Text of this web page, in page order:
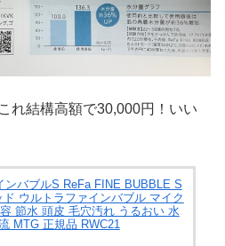
れ結構高額で30,000円！いい
ンバブルS ReFa FINE BUBBLE S
ド ウルトラファインバブル マイク
節水 頭皮 毛穴汚れ うるおい 水
MTG 正規品 RWC21